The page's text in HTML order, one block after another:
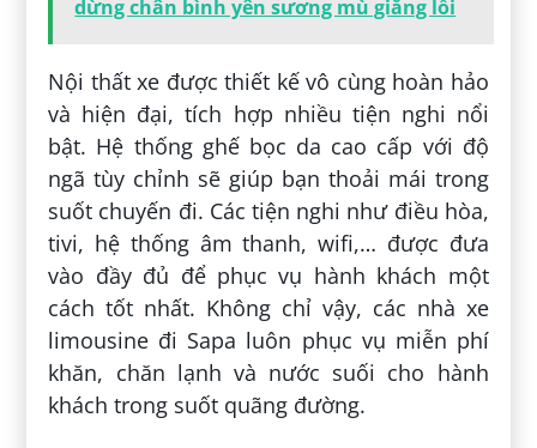
dừng chân bình yên sương mù giăng lối
Nội thất xe được thiết kế vô cùng hoàn hảo
và hiện đại, tích hợp nhiều tiện nghi nổi
bật. Hệ thống ghế bọc da cao cấp với độ
ngã tùy chỉnh sẽ giúp bạn thoải mái trong
suốt chuyến đi. Các tiện nghi như điều hòa,
tivi, hệ thống âm thanh, wifi,… được đưa
vào đầy đủ để phục vụ hành khách một
cách tốt nhất. Không chỉ vậy, các nhà xe
limousine đi Sapa luôn phục vụ miễn phí
khăn, chăn lạnh và nước suối cho hành
khách trong suốt quãng đường.